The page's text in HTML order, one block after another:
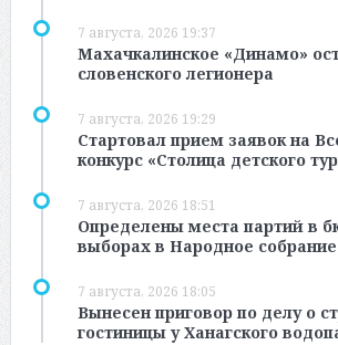
7 августа, 2026 19:37
Махачкалинское «Динамо»
словенского легионера
7 августа, 2026 19:29
Стартовал прием заявок на
конкурс «Столица детского
7 августа, 2026 18:51
Определены места партий в
выборах в Народное собрание
7 августа, 2026 18:05
Вынесен приговор по делу о
гостиницы у Ханагского